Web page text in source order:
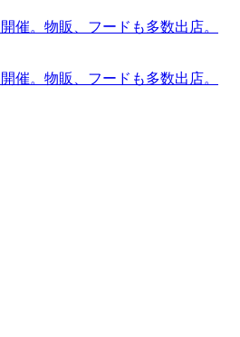
催。物販、フードも多数出店。
催。物販、フードも多数出店。